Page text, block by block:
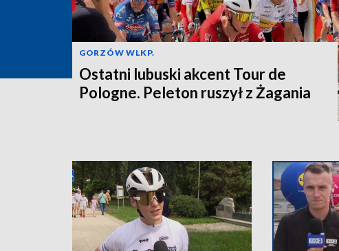
GORZÓW WLKP.
Ostatni lubuski akcent Tour de
Pologne. Peleton ruszył z Żagania